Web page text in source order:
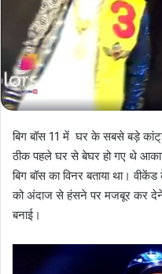
बिग बॉस 11 में घर के सबसे बड़े
ठीक पहले घर से बेघर हो गए थे
बिग बॉस का विनर बताया था।
को अंदाज से हंसने पर मजबूर कर
बनाई।